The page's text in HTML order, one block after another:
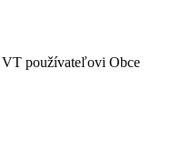
VT používateľovi Obce